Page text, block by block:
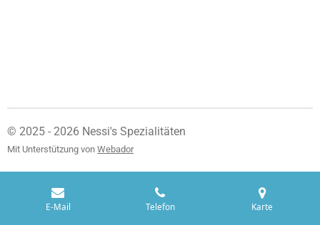
© 2025 - 2026 Nessi's Spezialitäten
Mit Unterstützung von Webador
E-Mail Telefon Karte